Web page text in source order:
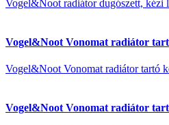
Vogel&Noot radiátor dugószett, kézi
Vogel&Noot Vonomat radiátor
Vogel&Noot Vonomat radiátor tartó
Vogel&Noot Vonomat radiátor